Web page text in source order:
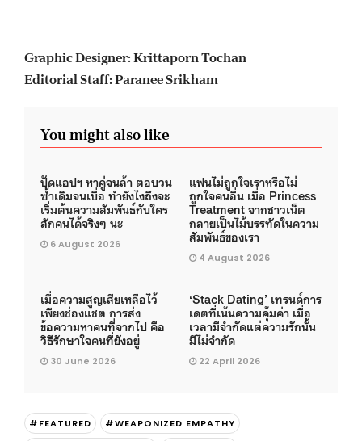
Graphic Designer: Krittaporn Tochan
Editorial Staff: Paranee Srikham
You might also like
ปัดแอปฯ หาคู่จนล้า ตอบวน
ซ้ำเดิมจนเบื่อ ทำยังไงถึงจะ
เริ่มต้นความสัมพันธ์กับใคร
สักคนได้จริงๆ นะ
6 August 2026
แฟนไม่ถูกใจเราหรือไม่
ถูกใจคนอื่น เมื่อ Princess
Treatment จากชาวเน็ต
กลายเป็นไม้บรรทัดในความ
สัมพันธ์ของเรา
4 August 2026
เมื่อความสูญเสียเหลือไว้
เพียงช่องแชต การส่ง
ข้อความหาคนที่จากไป คือ
วิธีรักษาใจคนที่ยังอยู่
30 June 2026
‘Stack Dating’ เทรนด์การ
เดตที่เน้นความคุ้มค่า เมื่อ
เวลามีจำกัดแต่ความรักนั้น
มีไม่จำกัด
22 April 2026
#FEATURED
#WEAPONIZED EMPATHY